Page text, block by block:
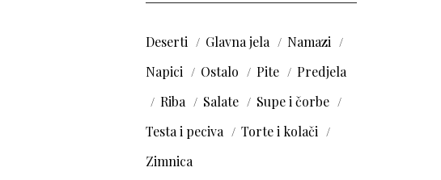
Deserti Glavna jela
Namazi
Napici
Ostalo Pite
Predjela
Riba
Salate
Supe i čorbe
Testa i peciva
Torte i kolači
Zimnica